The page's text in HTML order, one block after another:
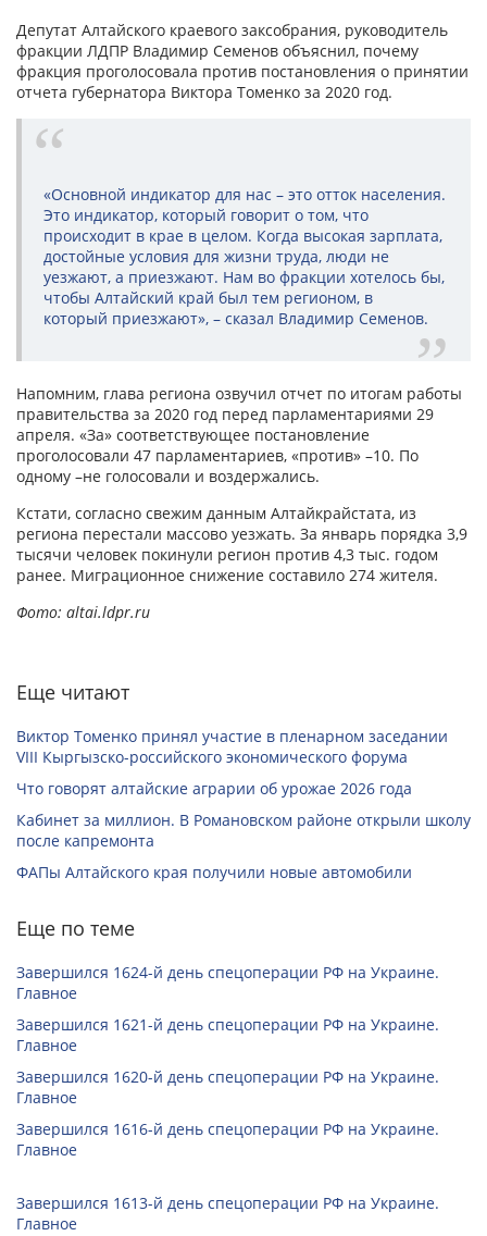
Депутат Алтайского краевого заксобрания, руководитель
фракции ЛДПР Владимир Семенов объяснил, почему
фракция проголосовала против постановления о принятии
отчета губернатора Виктора Томенко за 2020 год.
«Основной индикатор для нас – это отток населения.
Это индикатор, который говорит о том, что
происходит в крае в целом. Когда высокая зарплата,
достойные условия для жизни труда, люди не
уезжают, а приезжают. Нам во фракции хотелось бы,
чтобы Алтайский край был тем регионом, в
который приезжают», – сказал Владимир Семенов.
Напомним, глава региона озвучил отчет по итогам работы
правительства за 2020 год перед парламентариями 29
апреля. «За» соответствующее постановление
проголосовали 47 парламентариев, «против» –10. По
одному –не голосовали и воздержались.
Кстати, согласно свежим данным Алтайкрайстата, из
региона перестали массово уезжать. За январь порядка 3,9
тысячи человек покинули регион против 4,3 тыс. годом
ранее. Миграционное снижение составило 274 жителя.
Фото: altai.ldpr.ru
Еще читают
Виктор Томенко принял участие в пленарном заседании
VIII Кыргызско-российского экономического форума
Что говорят алтайские аграрии об урожае 2026 года
Кабинет за миллион. В Романовском районе открыли школу
после капремонта
ФАПы Алтайского края получили новые автомобили
Еще по теме
Завершился 1624-й день спецоперации РФ на Украине.
Главное
Завершился 1621-й день спецоперации РФ на Украине.
Главное
Завершился 1620-й день спецоперации РФ на Украине.
Главное
Завершился 1616-й день спецоперации РФ на Украине.
Главное
Завершился 1613-й день спецоперации РФ на Украине.
Главное